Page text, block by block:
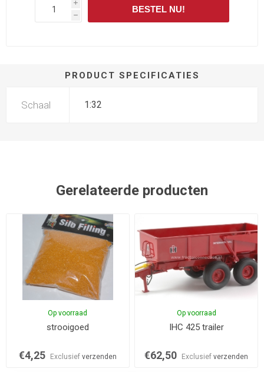
i
h
BESTEL NU!
PRODUCT SPECIFICATIES
Schaal 1:32
Gerelateerde producten
Op voorraad
strooigoed
€4,25 Exclusief verzenden
Op voorraad
IHC 425 trailer
€62,50 Exclusiefverzenden